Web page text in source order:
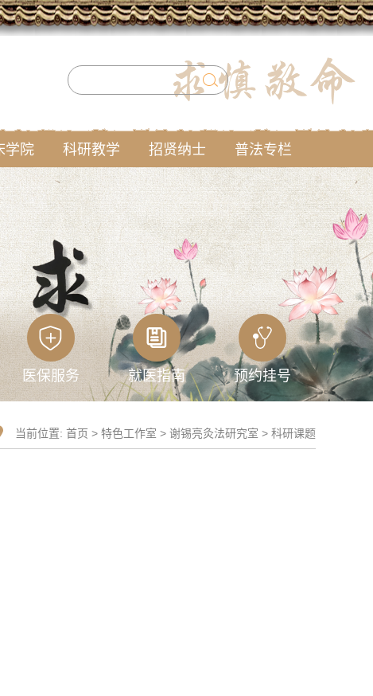
学院 科研教学 招贤纳士 普法专栏
医保服务 就医指南 预约挂号
当前位置: 首页 > 特色工作室 > 谢锡亮灸法研究室 > 科研课题